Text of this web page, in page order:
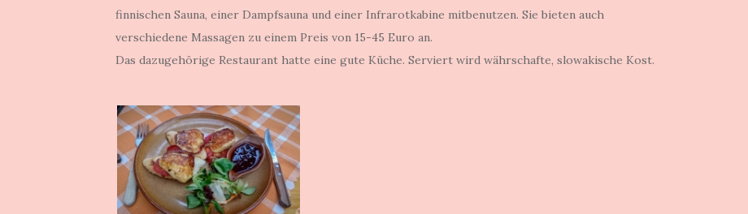
finnischen Sauna, einer Dampfsauna und einer Infrarotkabine mitbenutzen. Sie bieten auch
verschiedene Massagen zu einem Preis von 15-45 Euro an.
Das dazugehörige Restaurant hatte eine gute Küche. Serviert wird währschafte, slowakische Kost.